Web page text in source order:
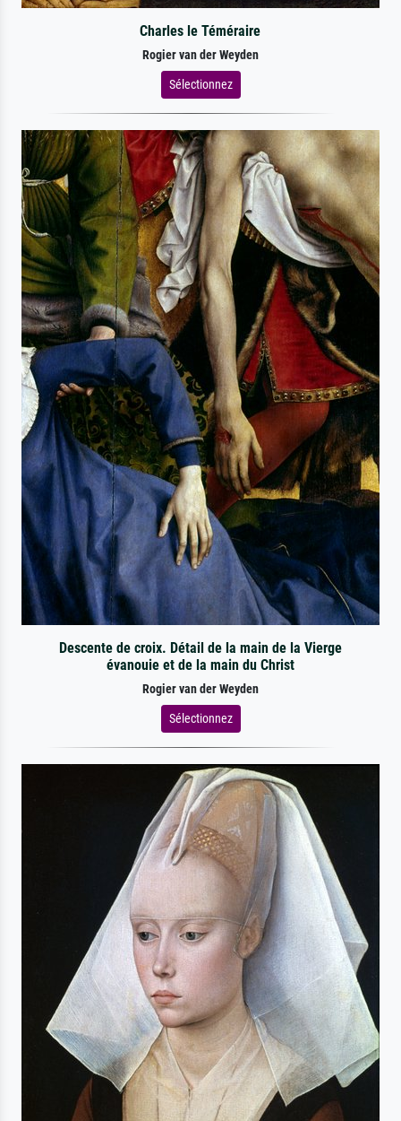
Charles le Téméraire
Rogier van der Weyden
Sélectionnez
Descente de croix. Détail de la main de la Vierge
évanouie et de la main du Christ
Rogier van der Weyden
Sélectionnez